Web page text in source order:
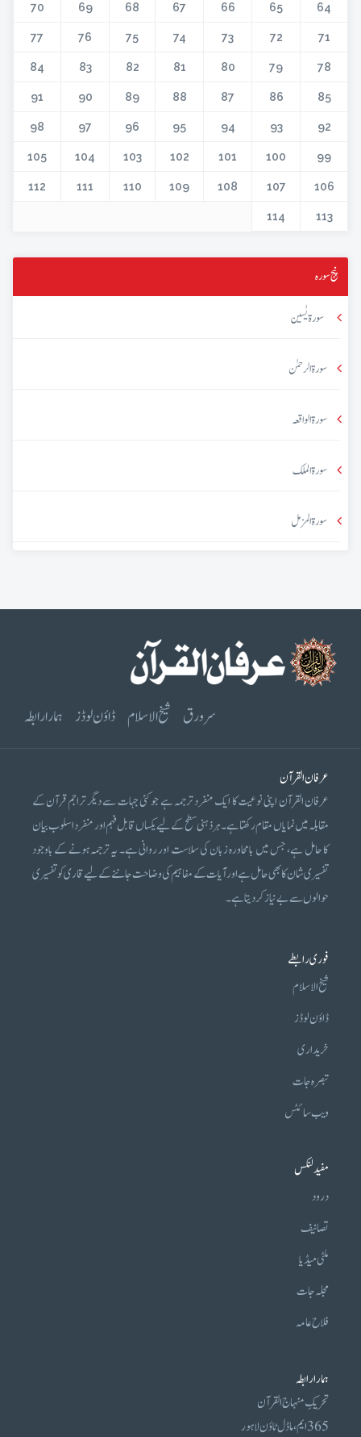
64
65
66
67
68
69
70
71
72
73
74
75
76
77
78
79
80
81
82
83
84
85
86
87
88
89
90
91
92
93
94
95
96
97
98
99
100
101
102
103
104
105
106
107
108
109
110
111
112
113
114
پنج سورہ
سورۃ یٰسین
سورۃ الرحمٰن
سورۃ الواقعہ
سورۃ الملک
سورۃ المزمل
سرورق شیخ الاسلام ڈاؤن لوڈز ہمارا رابطہ
عرفان القرآن
عرفان القرآن اپنی نوعیت کا ایک منفرد ترجمہ ہے جو کئی جہات سے دیگر تراجم قرآن کے
مقابلہ میں نمایاں مقام رکھتا ہے۔ ہر ذہنی سطح کے لیے یکساں قابل فہم اور منفرد اسلوب بیان
کا حامل ہے، جس میں بامحاورہ زبان کی سلاست اور روانی ہے۔ یہ ترجمہ ہونے کے باوجود
تفسیری شان کا بھی حامل ہے اور آیات کے مفاہیم کی وضاحت جاننے کے لیے قاری کو تفسیری
حوالوں سے بے نیاز کر دیتا ہے۔
فوری رابطے
شیخ الاسلام
ڈاؤن لوڈز
خریداری
تبصرہ جات
ویب سائٹس
مفید لنکس
درود
تصانیف
ملٹی میڈیا
مجلہ جات
فلاح عامہ
ہمارا رابطہ
تحریکِ منہاج القرآن
365 ایم، ماڈل ٹاؤن لاہور